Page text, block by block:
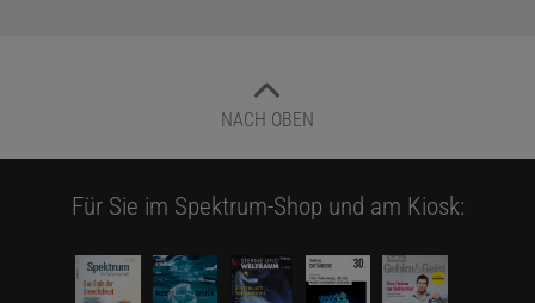
NACH OBEN
Für Sie im Spektrum-Shop und am Kiosk: